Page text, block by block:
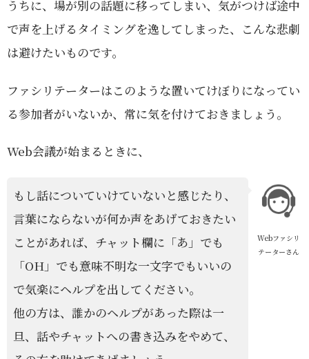
うちに、場が別の話題に移ってしまい、気がつけば途中
で声を上げるタイミングを逸してしまった、こんな悲劇
は避けたいものです。
ファシリテーターはこのような置いてけぼりになってい
る参加者がいないか、常に気を付けておきましょう。
Web会議が始まるときに、
Webファシリ
テーターさん
もし話についていけていないと感じたり、
言葉にならないが何か声をあげておきたい
ことがあれば、チャット欄に「あ」でも
「OH」でも意味不明な一文字でもいいの
で気楽にヘルプを出してください。
他の方は、誰かのヘルプがあった際は一
旦、話やチャットへの書き込みをやめて、